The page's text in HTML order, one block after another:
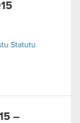
Statutu
–